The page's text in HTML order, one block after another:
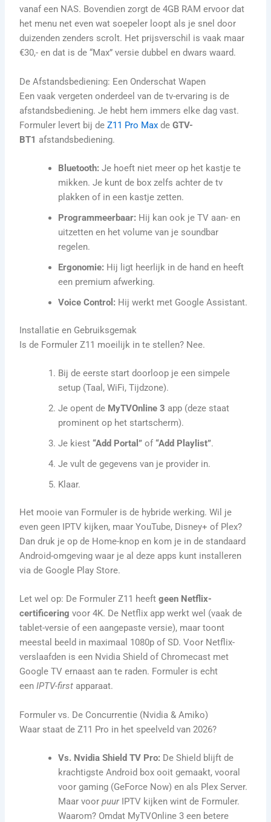
vanaf een NAS. Bovendien zorgt de 4GB RAM ervoor dat
het menu net even wat soepeler loopt als je snel door
duizenden zenders scrolt. Het prijsverschil is vaak maar
€30,- en dat is de “Max” versie dubbel en dwars waard.
De Afstandsbediening: Een Onderschat Wapen
Een vaak vergeten onderdeel van de tv-ervaring is de
afstandsbediening. Je hebt hem immers elke dag vast.
Formuler levert bij deZ11 Pro Max deGTV-
BT1 afstandsbediening.
Bluetooth: Je hoeft niet meer op het kastje te
mikken. Je kunt de box zelfs achter de tv
plakken of in een kastje zetten.
Programmeerbaar: Hij kan ook je TV aan- en
uitzetten en het volume van je soundbar
regelen.
Ergonomie: Hij ligt heerlijk in de hand en heeft
een premium afwerking.
Voice Control: Hij werkt met Google Assistant.
Installatie en Gebruiksgemak
Is de Formuler Z11 moeilijk in te stellen? Nee.
Bij de eerste start doorloop je een simpele
setup (Taal, WiFi, Tijdzone).
Je opent de MyTVOnline 3 app (deze staat
prominent op het startscherm).
Je kiest“Add Portal” of“Add Playlist”.
Je vult de gegevens van je provider in.
Klaar.
Het mooie van Formuler is de hybride werking. Wil je
even geen IPTV kijken, maar YouTube, Disney+ of Plex?
Dan druk je op de Home-knop en kom je in de standaard
Android-omgeving waar je al deze apps kunt installeren
via de Google Play Store.
Let wel op: De Formuler Z11 heeftgeen Netflix-
certificering voor 4K. De Netflix app werkt wel (vaak de
tablet-versie of een aangepaste versie), maar toont
meestal beeld in maximaal 1080p of SD. Voor Netflix-
verslaafden is een Nvidia Shield of Chromecast met
Google TV ernaast aan te raden. Formuler is echt
eenIPTV-first apparaat.
Formuler vs. De Concurrentie (Nvidia & Amiko)
Waar staat de Z11 Pro in het speelveld van 2026?
Vs. Nvidia Shield TV Pro: De Shield blijft de
krachtigste Android box ooit gemaakt, vooral
voor gaming (GeForce Now) en als Plex Server.
Maar voorpuurIPTV kijken wint de Formuler.
Waarom? Omdat MyTVOnline 3 een betere